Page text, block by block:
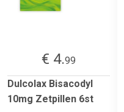
€ 4.99
Dulcolax Bisacodyl
10mg Zetpillen 6st